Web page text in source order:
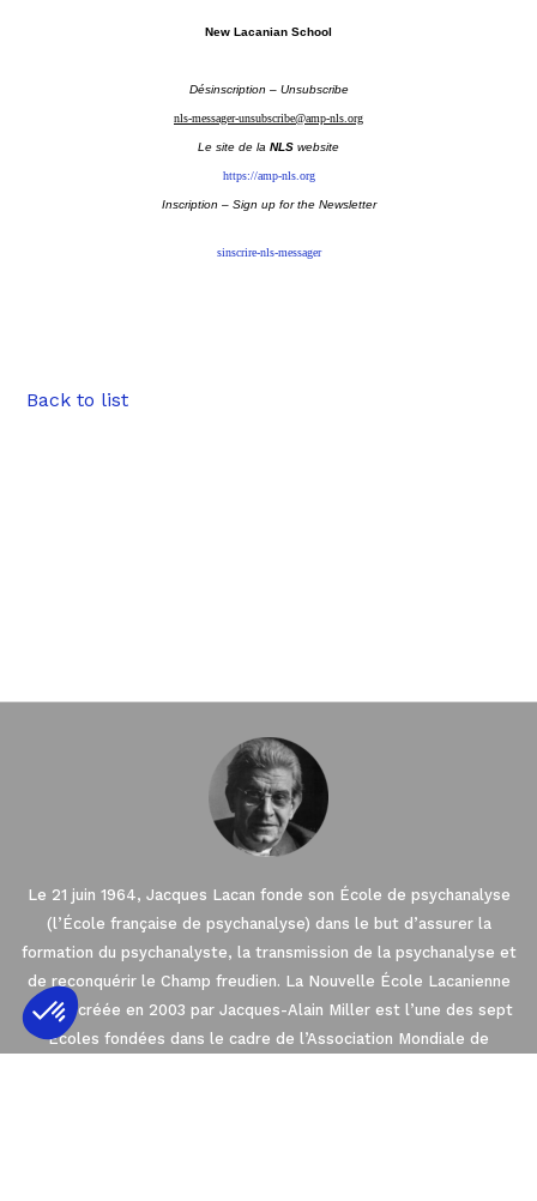
New Lacanian School
Désinscription – Unsubscribe
nls-messager-unsubscribe@amp-nls.org
Le site de la NLS website
https://amp-nls.org
Inscription – Sign up for the Newsletter
sinscrire-nls-messager
Back to list
Le 21 juin 1964, Jacques Lacan fonde son École de psychanalyse
(l’École française de psychanalyse) dans le but d’assurer la
formation du psychanalyste, la transmission de la psychanalyse et
de reconquérir le Champ freudien. La Nouvelle École Lacanienne
(NLS), créée en 2003 par Jacques-Alain Miller est l’une des sept
Écoles fondées dans le cadre de l’Association Mondiale de